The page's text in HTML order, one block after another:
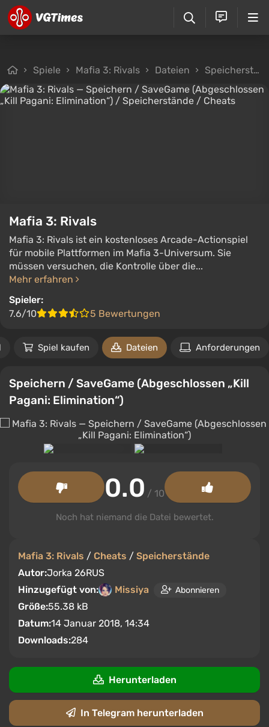
Spiele Mafia 3: Rivals Dateien Speicherstände
Mafia 3: Rivals
Mafia 3: Rivals ist ein kostenloses Arcade-Actionspiel
für mobile Plattformen im Mafia 3-Universum. Sie
müssen versuchen, die Kontrolle über die...
Mehr erfahren
Spieler:
7.6/10
5 Bewertungen
Spiel kaufen Dateien Anforderungen
Speichern / SaveGame (Abgeschlossen „Kill
Pagani: Elimination“)
Mafia 3: Rivals / Cheats / Speicherstände
Autor:Jorka 26RUS
Hinzugefügt von:
Missiya Abonnieren
Größe:55.38 kB
Datum:14 Januar 2018, 14:34
Downloads:284
0.0 / 10
Noch hat niemand die Datei bewertet.
Herunterladen
In Telegram herunterladen